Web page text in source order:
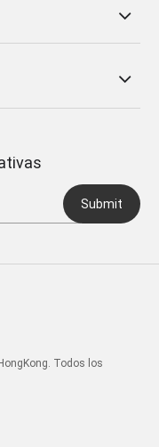
Submit
Todos los